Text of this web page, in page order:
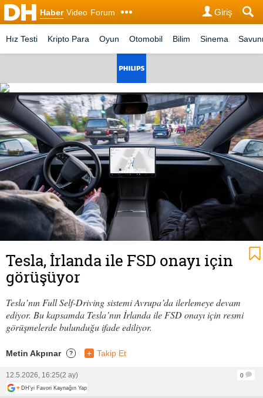
Haber Video Forum Giriş
Hız Testi Kripto Para Oyun Otomobil Bilim Sinema
Tesla, İrlanda ile FSD onayı için
görüşüyor
Tesla’nın Full Self-Driving sistemi Avrupa’da ilerlemeye devam
ediyor. Bu kapsamda Tesla’nın İrlanda ile FSD onayı için resmi
görüşmelerde bulunduğu ifade ediliyor.
Metin Akpınar ? + Takip Et
12.5.2026, 16:25(2 ay)
0
+ DH'yi Favori Kaynağın Yap